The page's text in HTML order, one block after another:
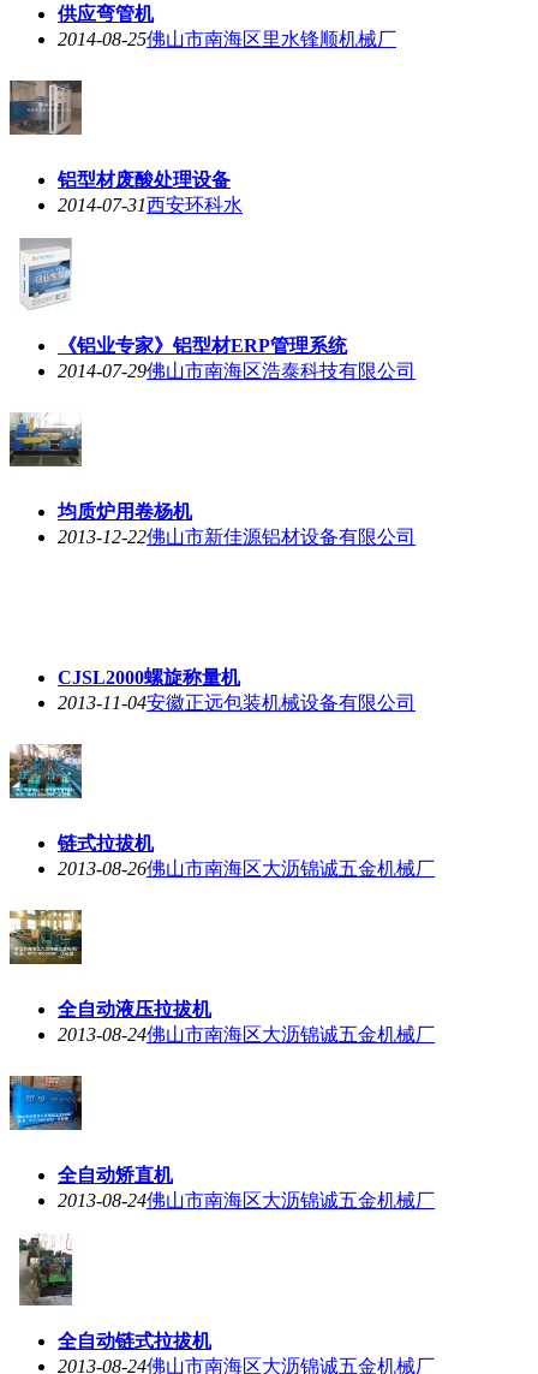
供应弯管机
2014-08-25佛山市南海区里水锋顺机械厂
铝型材废酸处理设备
2014-07-31西安环科水
《铝业专家》铝型材ERP管理系统
2014-07-29佛山市南海区浩泰科技有限公司
均质炉用卷杨机
2013-12-22佛山市新佳源铝材设备有限公司
CJSL2000螺旋称量机
2013-11-04安徽正远包装机械设备有限公司
链式拉拔机
2013-08-26佛山市南海区大沥锦诚五金机械厂
全自动液压拉拔机
2013-08-24佛山市南海区大沥锦诚五金机械厂
全自动矫直机
2013-08-24佛山市南海区大沥锦诚五金机械厂
全自动链式拉拔机
2013-08-24佛山市南海区大沥锦诚五金机械厂